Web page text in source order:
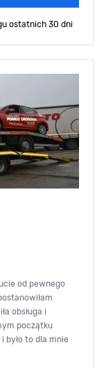
ostatnich 30 dni
od pewnego
obsługa i
początku
było to dla mnie